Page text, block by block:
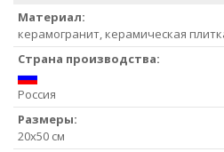
Материал:
керамогранит, керамическая
Страна производства:
Россия
Размеры:
20x50 см